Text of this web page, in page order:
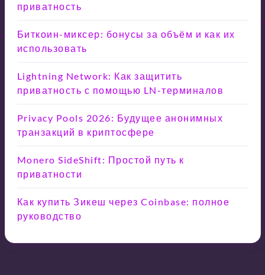
приватность
Биткоин-миксер: бонусы за объём и как их
использовать
Lightning Network: Как защитить
приватность с помощью LN-терминалов
Privacy Pools 2026: Будущее анонимных
транзакций в криптосфере
Monero SideShift: Простой путь к
приватности
Как купить Зикеш через Coinbase: полное
руководство